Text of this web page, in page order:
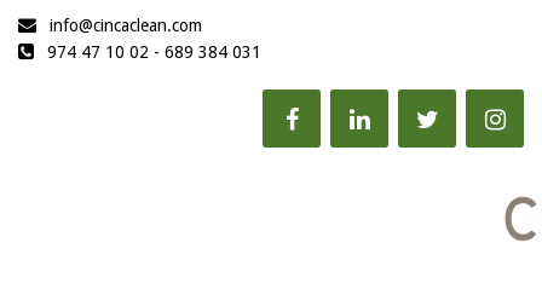
info@cincaclean.com
974 47 10 02 - 689 384 031